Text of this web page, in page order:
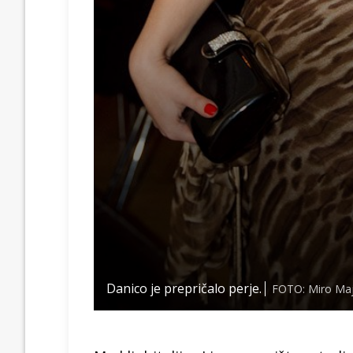
Danico je prepričalo perje. FOTO: Miro